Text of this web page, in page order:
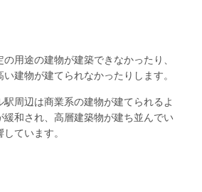
用途の建物が建築できなかったり、
建物が建てられなかったりします。
周辺は商業系の建物が建てられるよ
緩和され、高層建築物が建ち並んでい
ています。